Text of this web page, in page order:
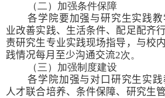
（二）加强条件保障
各学院要加强与研究生实践
业改善实践、生活条件、配足配齐
责研究生专业实践现场指导，与校
践情况每月至少沟通交流2次。
（三）加强制度建设
各学院加强与对口研究生 实
人才联合培养、条件保障、研究生